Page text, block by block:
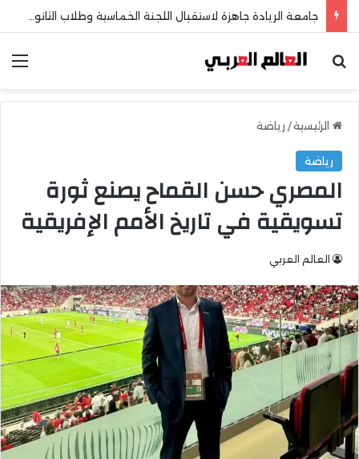
بحث عن
الرئيسية/ رياضة
رياضة
المصري حسن القماح يصنع ثورة
تسويقية في تاريخ الأمم الإفريقية
العالم العربي